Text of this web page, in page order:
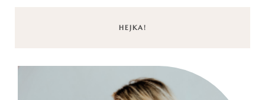
HEJKA!